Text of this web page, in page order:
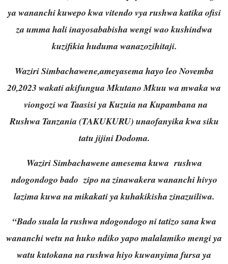
ya wananchi kuwepo kwa vitendo vya rushwa katika ofisi
za umma hali inayosababisha wengi wao kushindwa
kuzifikia huduma wanazozihitaji.
Waziri Simbachawene,ameyasema hayo leo Novemba
20,2023 wakati akifungua Mkutano Mkuu wa mwaka wa
viongozi wa Taasisi ya Kuzuia na Kupambana na
Rushwa Tanzania (TAKUKURU) unaofanyika kwa siku
tatu jijini Dodoma.
Waziri Simbachawene amesema kuwa rushwa
ndogondogo bado zipo na zinawakera wananchi hivyo
lazima kuwa na mikakati ya kuhakikisha zinazuiliwa.
“Bado suala la rushwa ndogondogo ni tatizo sana kwa
wananchi wetu na huko ndiko yapo malalamiko mengi ya
watu kutokana na rushwa hiyo kuwanyima fursa ya